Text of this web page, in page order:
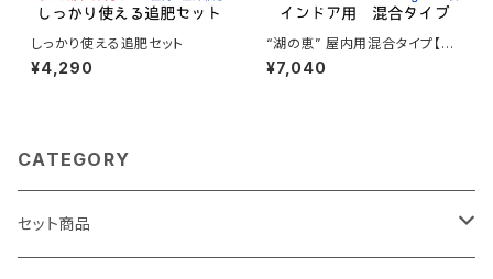
しっかり使える追肥セット
¥4,290
“湖の恵” 屋内用混合タイプ【４
袋セット】
¥7,040
CATEGORY
セット商品